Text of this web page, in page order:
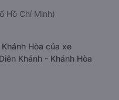
Hồ Chí Minh)
Hòa của xe
Khánh - Khánh Hòa